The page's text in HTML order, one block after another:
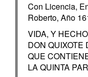
Con Licencia,
Roberto, Año
VIDA, Y
DON QUIXOTE
QUE
LA QUINTA